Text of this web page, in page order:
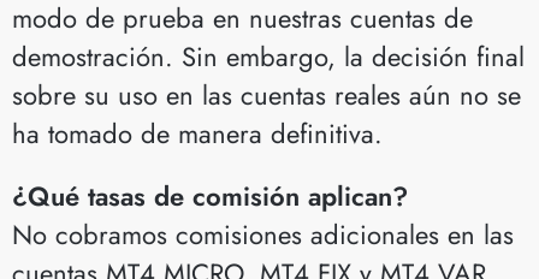
modo de prueba en nuestras cuentas de
demostración. Sin embargo, la decisión final
sobre su uso en las cuentas reales aún no se
ha tomado de manera definitiva.
¿Qué tasas de comisión aplican?
No cobramos comisiones adicionales en las